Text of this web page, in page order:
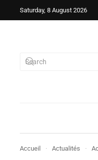
Saturday, 8 August 2026
Accueil Actualités